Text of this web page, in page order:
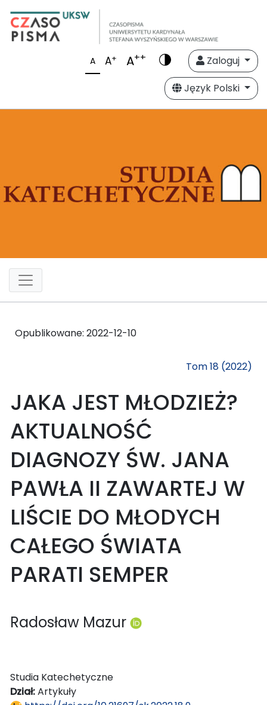
A A+ A++
Zaloguj
Język Polski
Opublikowane: 2022-12-10
Tom 18 (2022)
JAKA JEST MŁODZIEŻ?
AKTUALNOŚĆ
DIAGNOZY ŚW. JANA
PAWŁA II ZAWARTEJ W
LIŚCIE DO MŁODYCH
CAŁEGO ŚWIATA
PARATI SEMPER
Radosław Mazur
Studia Katechetyczne
Dział:Artykuły